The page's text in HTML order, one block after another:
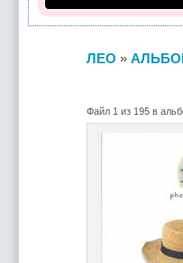
ЛЕО »
Файл 1 из 195 в